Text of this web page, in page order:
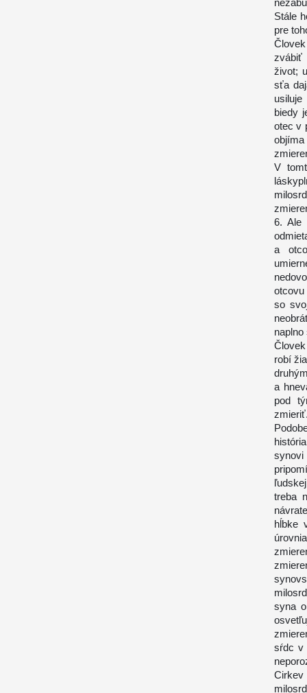
Stále
pre
zvábiť
život;
sťa
biedy
otec v
V
6. Ale
a
so
robí
a
pod
synovi
treba
hĺbke
syna
sŕdc v